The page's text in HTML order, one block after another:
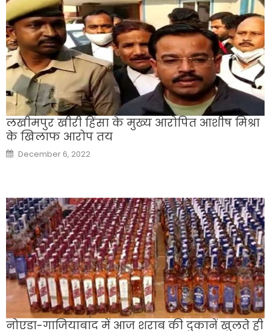
लखीमपुर खीरी हिंसा के मुख्य आरोप‍ित आशीष मिश्रा
के ख‍िलाफ आरोप तय
Posted
on
December 6, 2022
नोएडा-गाजियाबाद में आज शराब की दुकानें खुलते ही